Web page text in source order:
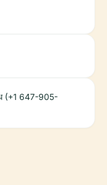
(+1 647-905-